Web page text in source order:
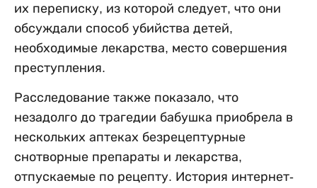
их переписку, из которой следует, что они
обсуждали способ убийства детей,
необходимые лекарства, место совершения
преступления.
Расследование также показало, что
незадолго до трагедии бабушка приобрела в
нескольких аптеках безрецептурные
снотворные препараты и лекарства,
отпускаемые по рецепту. История интернет-